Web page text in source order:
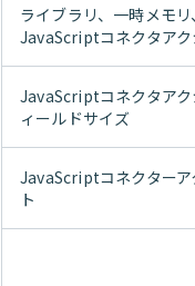
ライブラリ、一時メモ
JavaScriptコネクタア
JavaScriptコネクタア
ィールドサイズ
JavaScriptコネクター
ト